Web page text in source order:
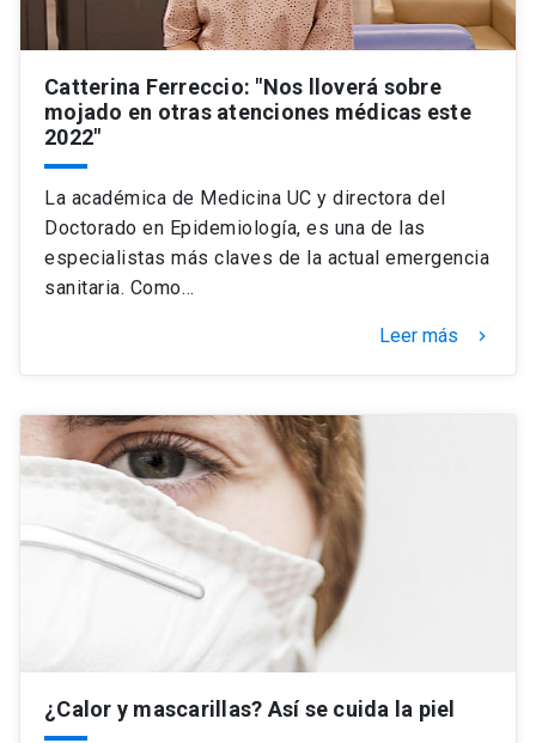
Catterina Ferreccio: "Nos lloverá sobre
mojado en otras atenciones médicas este
2022"
La académica de Medicina UC y directora del
Doctorado en Epidemiología, es una de las
especialistas más claves de la actual emergencia
sanitaria. Como…
Leer más keyboard_arrow_right
¿Calor y mascarillas? Así se cuida la piel